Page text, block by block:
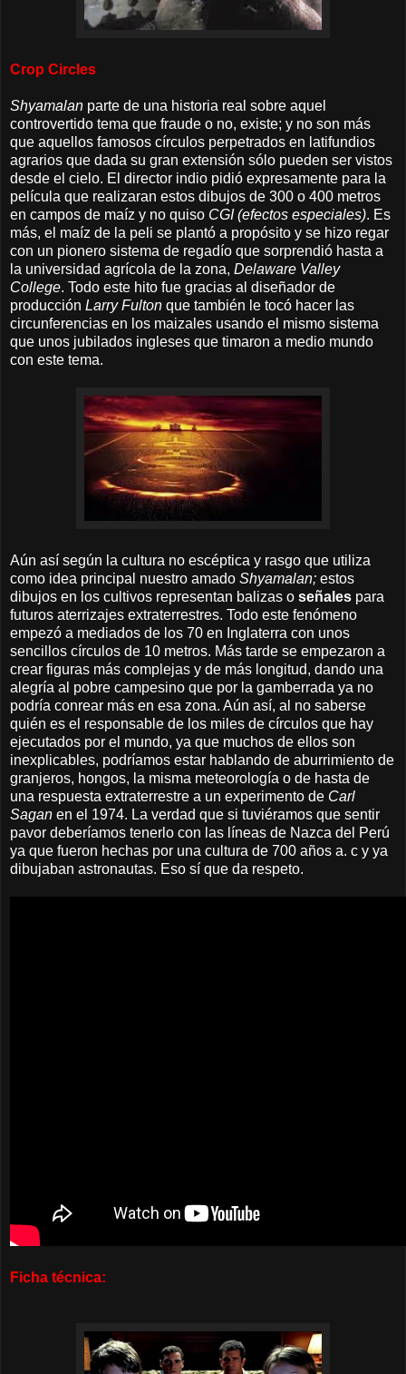
Crop Circles
Shyamalan parte de una historia real sobre aquel
controvertido tema que fraude o no, existe; y no son más
que aquellos famosos círculos perpetrados en latifundios
agrarios que dada su gran extensión sólo pueden ser vistos
desde el cielo. El director indio pidió expresamente para la
película que realizaran estos dibujos de 300 o 400 metros
en campos de maíz y no quiso CGI (efectos especiales). Es
más, el maíz de la peli se plantó a propósito y se hizo regar
con un pionero sistema de regadío que sorprendió hasta a
la universidad agrícola de la zona, Delaware Valley
College. Todo este hito fue gracias al diseñador de
producción Larry Fulton que también le tocó hacer las
circunferencias en los maizales usando el mismo sistema
que unos jubilados ingleses que timaron a medio mundo
con este tema.
Aún así según la cultura no escéptica y rasgo que utiliza
como idea principal nuestro amado Shyamalan; estos
dibujos en los cultivos representan balizas o señales para
futuros aterrizajes extraterrestres. Todo este fenómeno
empezó a mediados de los 70 en Inglaterra con unos
sencillos círculos de 10 metros. Más tarde se empezaron a
crear figuras más complejas y de más longitud, dando una
alegría al pobre campesino que por la gamberrada ya no
podría conrear más en esa zona. Aún así, al no saberse
quién es el responsable de los miles de círculos que hay
ejecutados por el mundo, ya que muchos de ellos son
inexplicables, podríamos estar hablando de aburrimiento de
granjeros, hongos, la misma meteorología o de hasta de
una respuesta extraterrestre a un experimento de Carl
Sagan en el 1974. La verdad que si tuviéramos que sentir
pavor deberíamos tenerlo con las líneas de Nazca del Perú
ya que fueron hechas por una cultura de 700 años a. c y ya
dibujaban astronautas. Eso sí que da respeto.
Ficha técnica: